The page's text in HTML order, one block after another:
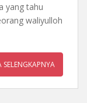
yang tahu
waliyulloh
SELENGKAPNYA